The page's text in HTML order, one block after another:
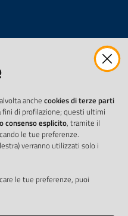
anche cookies di terze parti
di profilazione; questi ultimi
consenso esplicito, tramite il
le tue preferenze.
verranno utilizzati solo i
le tue preferenze, puoi